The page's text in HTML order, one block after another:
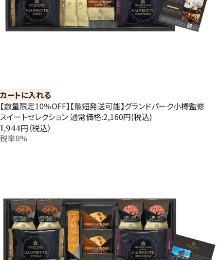
カートに入れる
【数量限定10％OFF】【最短発送可能】グランドパーク小樽監修
スイートセレクション 通常価格:2,160円(税込)
1,944円（税込）
税率8%